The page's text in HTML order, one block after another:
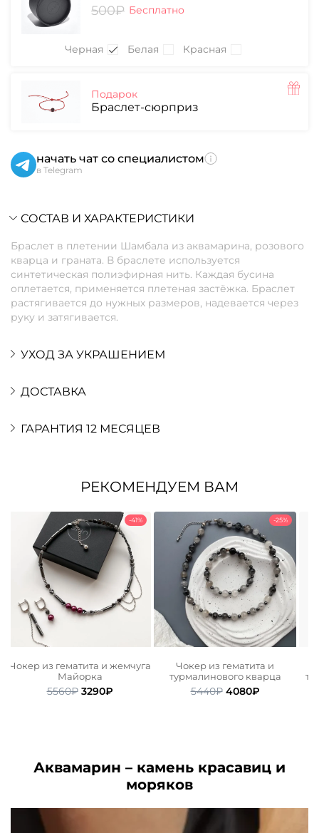
500₽ Бесплатно
Черная Белая Красная
Подарок
Браслет-сюрприз
начать чат со специалистом
в Telegram
СОСТАВ И ХАРАКТЕРИСТИКИ
Браслет в плетении Шамбала из аквамарина, розового
кварца и граната. В браслете используется
синтетическая полиэфирная нить. Каждая бусина
оплетается, применяется плетеная застёжка. Браслет
растягивается до нужных размеров, надевается через
руку и затягивается.
УХОД ЗА УКРАШЕНИЕМ
ДОСТАВКА
ГАРАНТИЯ 12 МЕСЯЦЕВ
РЕКОМЕНДУЕМ ВАМ
-41%
Чокер из гематита и жемчуга
Майорка
5560₽ Первоначальная
3290₽Текущая
-25%
Чокер из гематита и
турмалинового кварца
5440₽ Первоначальная
4080₽Текущая
Аквамарин – камень красавиц и
моряков